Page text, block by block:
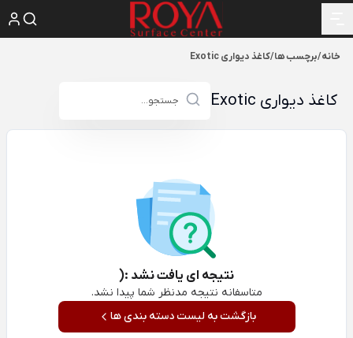
خانه/برچسب ها/کاغذ دیواری Exotic
کاغذ دیواری Exotic
نتیجه ای یافت نشد :(
متاسفانه نتیجه مدنظر شما پیدا نشد.
بازگشت به لیست دسته بندی ها